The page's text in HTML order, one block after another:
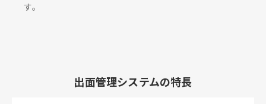
す。
出面管理システムの特長